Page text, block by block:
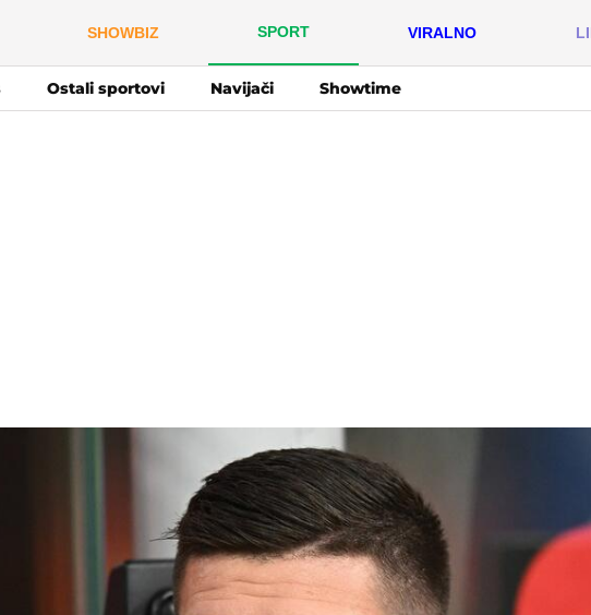
SHOWBIZ SPORT VIRALNO
Ostali sportovi Navijači Showtime